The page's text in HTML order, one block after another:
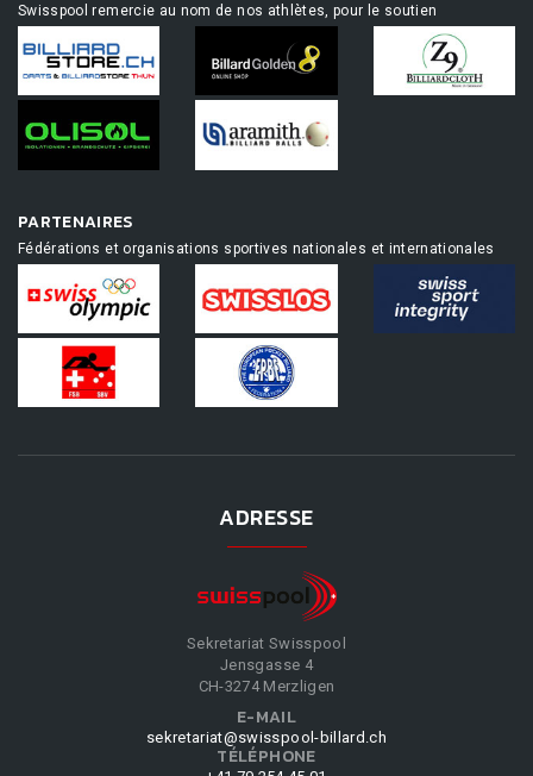
Swisspool remercie au nom de nos athlètes, pour le soutien
PARTENAIRES
Fédérations et organisations sportives nationales et internationales
ADRESSE
Sekretariat Swisspool
Jensgasse 4
CH-3274 Merzligen
E-MAIL
sekretariat@swisspool-billard.ch
TÉLÉPHONE